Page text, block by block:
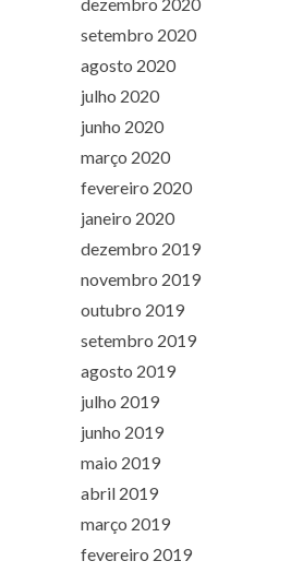
setembro 2020
agosto 2020
julho 2020
junho 2020
março 2020
fevereiro 2020
janeiro 2020
dezembro 2019
novembro 2019
outubro 2019
setembro 2019
agosto 2019
julho 2019
junho 2019
maio 2019
abril 2019
março 2019
fevereiro 2019